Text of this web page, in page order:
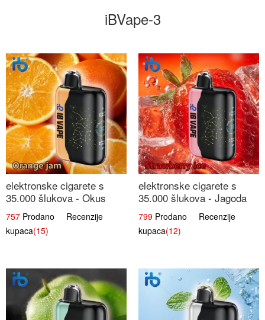
iBVape-3
elektronske cigarete s
35.000 šlukova - Okus
Narančinog Džema |
Dugotrajno Iskustvo
757 Prodano Recenzije
kupaca(15)
elektronske cigarete s
35.000 šlukova - Jagoda
Led | Ohladivši i
Osježavajući Okus
799 Prodano Recenzije
kupaca(12)